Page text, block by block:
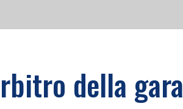
della gara